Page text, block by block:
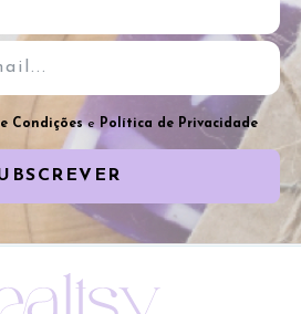
e Condiçõese Política de Privacidade